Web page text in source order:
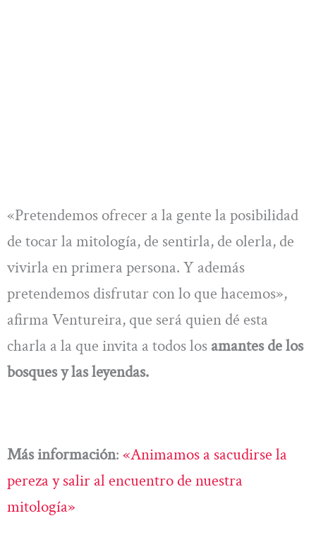
«Pretendemos ofrecer a la gente la posibilidad
de tocar la mitología, de sentirla, de olerla, de
vivirla en primera persona. Y además
pretendemos disfrutar con lo que hacemos»,
afirma Ventureira, que será quien dé esta
charla a la que invita a todos los amantes de los
bosques y las leyendas.
Más información: «Animamos a sacudirse la
pereza y salir al encuentro de nuestra
mitología»